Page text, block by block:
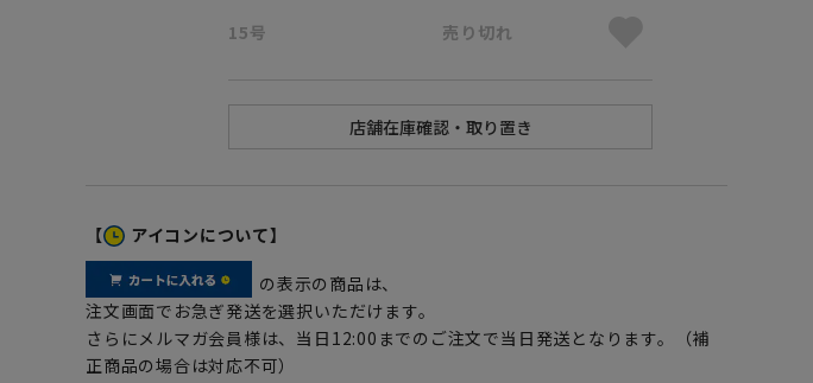
15号 売り切れ
【 アイコンについて】
の表示の商品は、
注文画面でお急ぎ発送を選択いただけます。
さらにメルマガ会員様は、当日12:00までのご注文で当日発送となります。（補
正商品の場合は対応不可）